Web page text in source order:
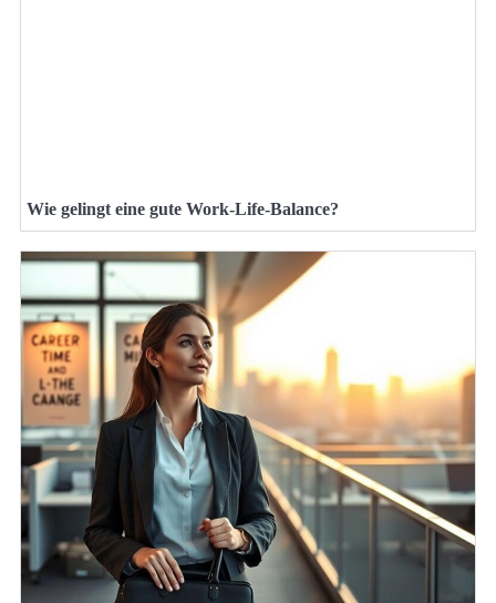
Wie gelingt eine gute Work-Life-Balance?